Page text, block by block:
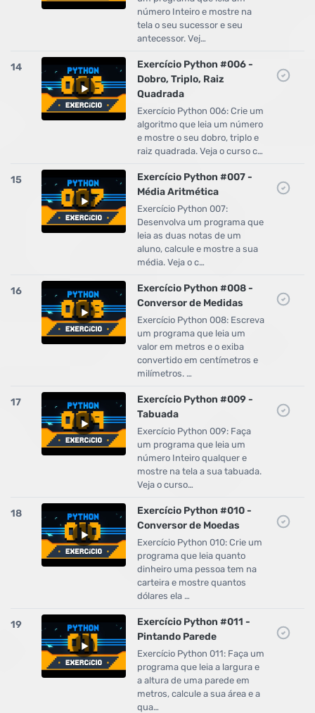
número Inteiro e mostre na
tela o seu sucessor e seu
antecessor. Vej…
14
Exercício Python #006 -
Dobro, Triplo, Raiz
Quadrada
Exercício Python 006: Crie um
algoritmo que leia um número
e mostre o seu dobro, triplo e
raiz quadrada. Veja o curso c…
15
Exercício Python #007 -
Média Aritmética
Exercício Python 007:
Desenvolva um programa que
leia as duas notas de um
aluno, calcule e mostre a sua
média. Veja o c…
16
Exercício Python #008 -
Conversor de Medidas
Exercício Python 008: Escreva
um programa que leia um
valor em metros e o exiba
convertido em centímetros e
milímetros. …
17
Exercício Python #009 -
Tabuada
Exercício Python 009: Faça
um programa que leia um
número Inteiro qualquer e
mostre na tela a sua tabuada.
Veja o curso…
18
Exercício Python #010 -
Conversor de Moedas
Exercício Python 010: Crie um
programa que leia quanto
dinheiro uma pessoa tem na
carteira e mostre quantos
dólares ela …
19
Exercício Python #011 -
Pintando Parede
Exercício Python 011: Faça um
programa que leia a largura e
a altura de uma parede em
metros, calcule a sua área e a
qua…